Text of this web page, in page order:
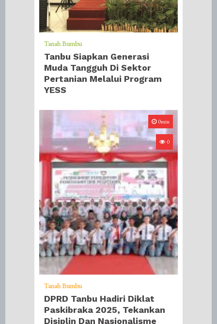
Tanah Bumbu
Tanbu Siapkan Generasi
Muda Tangguh Di Sektor
Pertanian Melalui Program
YESS
0min
0
Tanah Bumbu
DPRD Tanbu Hadiri Diklat
Paskibraka 2025, Tekankan
Disiplin Dan Nasionalisme